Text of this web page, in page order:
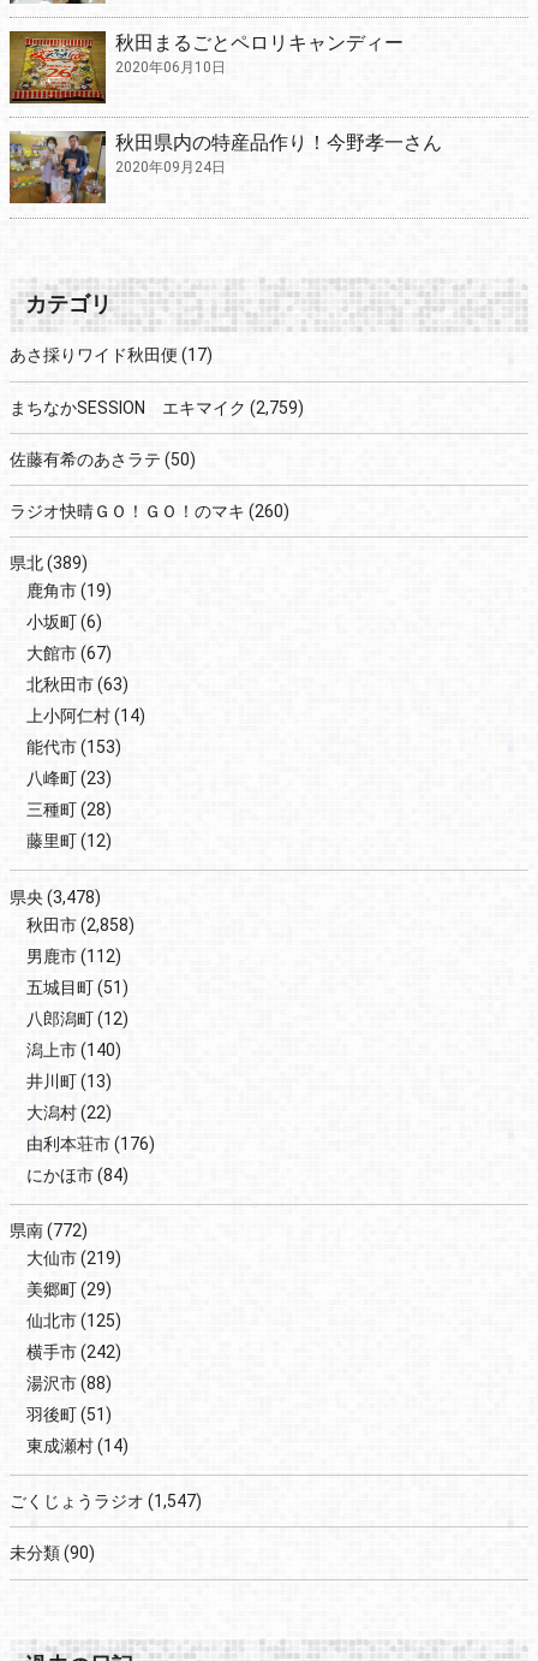
秋田まるごとペロリキャンディー
2020年06月10日
秋田県内の特産品作り！今野孝一さん
2020年09月24日
カテゴリ
あさ採りワイド秋田便 (17)
まちなかSESSION エキマイク (2,759)
佐藤有希のあさラテ (50)
ラジオ快晴ＧＯ！ＧＯ！のマキ (260)
県北(389)
鹿角市(19)
小坂町(6)
大館市(67)
北秋田市(63)
上小阿仁村(14)
能代市(153)
八峰町(23)
三種町(28)
藤里町(12)
県央(3,478)
秋田市(2,858)
男鹿市(112)
五城目町(51)
八郎潟町(12)
潟上市(140)
井川町(13)
大潟村(22)
由利本荘市(176)
にかほ市(84)
県南(772)
大仙市(219)
美郷町(29)
仙北市(125)
横手市(242)
湯沢市(88)
羽後町(51)
東成瀬村(14)
ごくじょうラジオ (1,547)
未分類(90)